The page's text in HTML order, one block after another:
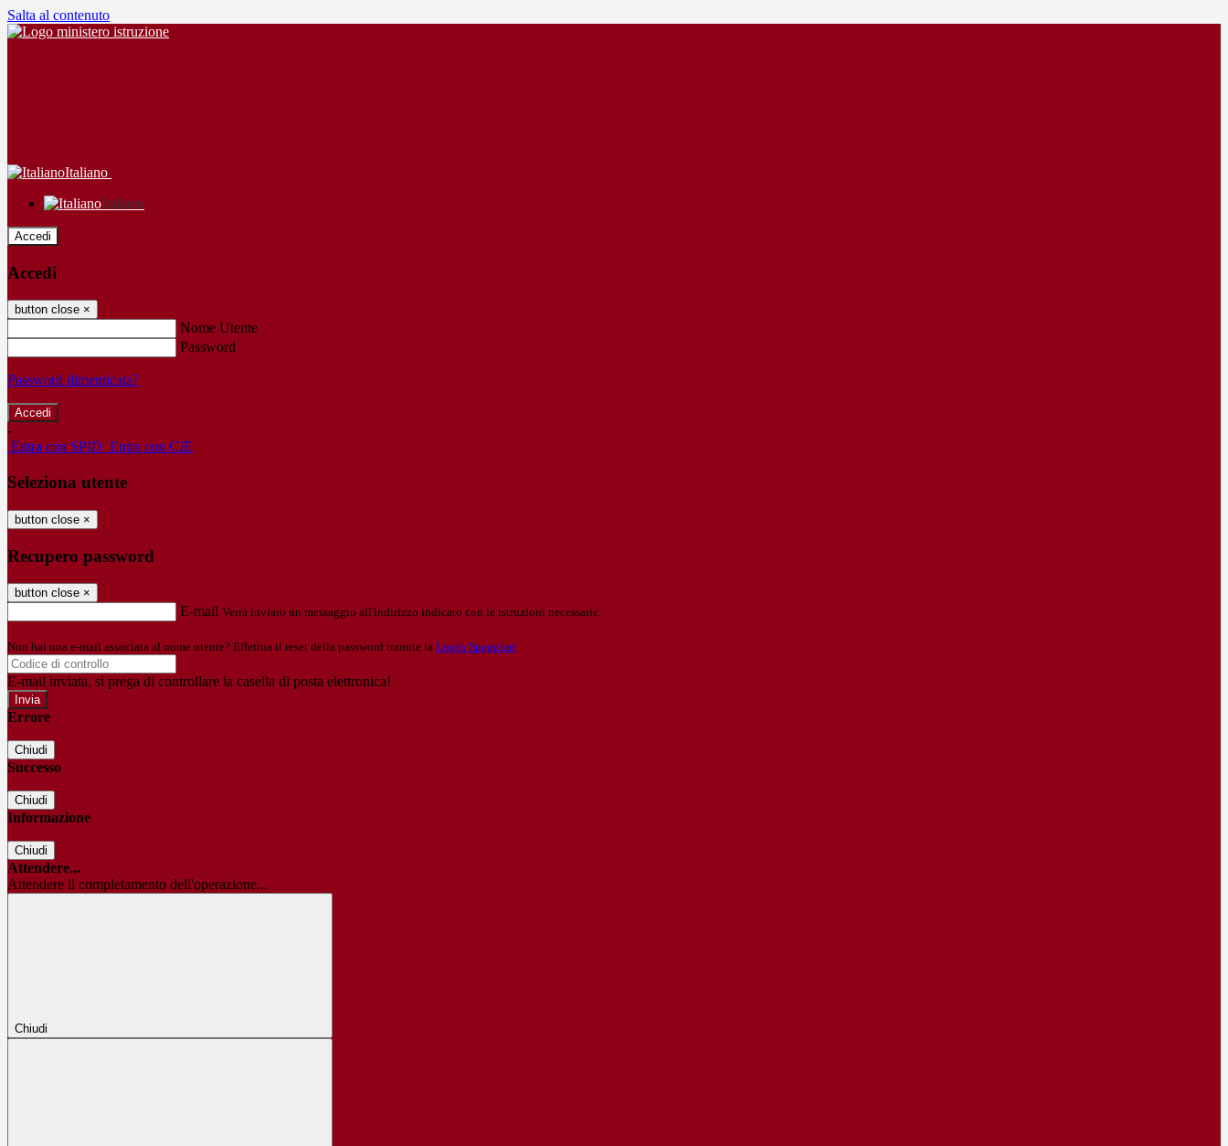
Salta al contenuto
Italiano
Italiano
Accedi
Accedi
button close ×
Nome Utente
Password
Password dimenticata?
-
Entra con SPID Entra con CIE
Seleziona utente
button close ×
Recupero password
button close ×
E-mail Verrà inviato un messaggio all'indirizzo indicato con le istruzioni necessarie.
Non hai una e-mail associata al nome utente? Effettua il reset della password tramite la Login Spaggiari
E-mail inviata, si prega di controllare la casella di posta elettronica!
Errore
Chiudi
Successo
Chiudi
Informazione
Chiudi
Attendere...
Attendere il completamento dell'operazione...
Chiudi